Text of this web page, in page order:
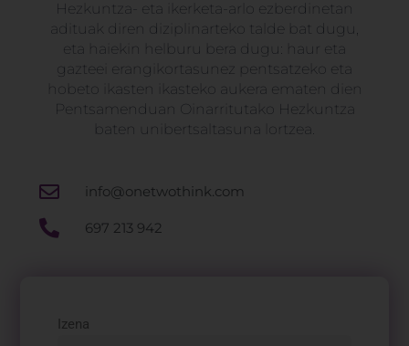
Izena
Hezkuntza- eta ikerketa-arlo ezberdinetan
adituak diren diziplinarteko talde bat dugu,
eta haiekin helburu bera dugu: haur eta
gazteei erangikortasunez pentsatzeko eta
hobeto ikasten ikasteko aukera ematen dien
Pentsamenduan Oinarritutako Hezkuntza
baten unibertsaltasuna lortzea.
info@onetwothink.com
697 213 942